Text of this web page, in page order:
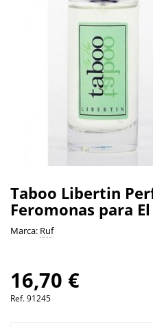
Taboo Libertin
Feromonas para El
Marca: Ruf
16,70 €
Ref.91245